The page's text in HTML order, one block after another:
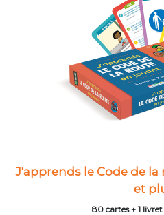
J'apprends le Code de
et
80 cartes + 1